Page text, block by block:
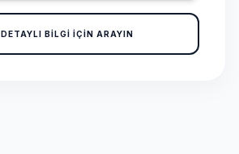
DETAYLI BİLGİ İÇİN ARAYIN